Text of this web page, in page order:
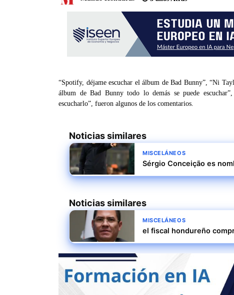
“Spotify, déjame escuchar el álbum de Bad Bunny”, “Ni
álbum de Bad Bunny todo lo demás se puede
escucharlo”, fueron algunos de los comentarios.
Noticias similares
MISCELÁNEOS
Sérgio Conceição es
Noticias similares
MISCELÁNEOS
el fiscal hondureño